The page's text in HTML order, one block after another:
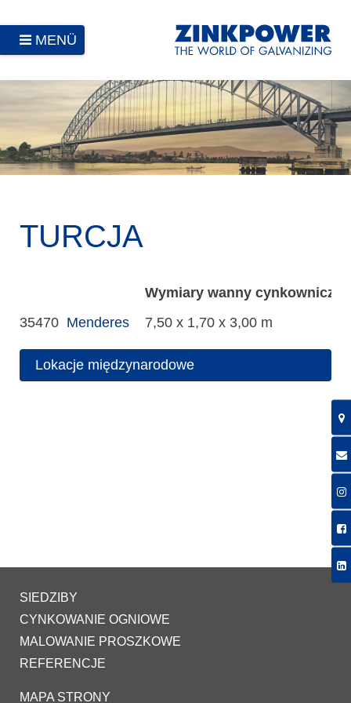
MENÜ
TURCJA
Wymiary wanny cynkowniczej
35470 Menderes 7,50 x 1,70 x 3,00 m
Lokacje międzynarodowe
SIEDZIBY
CYNKOWANIE OGNIOWE
MALOWANIE PROSZKOWE
REFERENCJE
MAPA STRONY